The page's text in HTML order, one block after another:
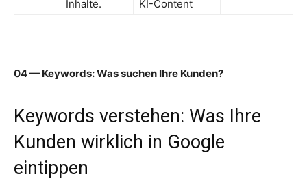
Inhalte.
KI-Content
04 — Keywords: Was suchen Ihre Kunden?
Keywords verstehen: Was Ihre
Kunden wirklich in Google
eintippen